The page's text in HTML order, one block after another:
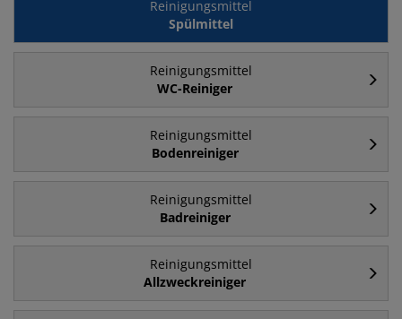
Reinigungsmittel
Spülmittel
Reinigungsmittel
WC-Reiniger
Reinigungsmittel
Bodenreiniger
Reinigungsmittel
Badreiniger
Reinigungsmittel
Allzweckreiniger